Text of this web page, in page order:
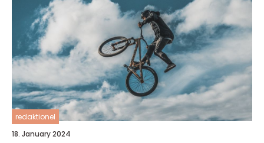
redaktionel
18. January 2024